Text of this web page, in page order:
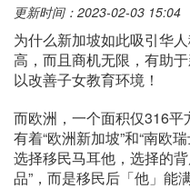
更新时间：2023-02-03 15:04
为什么新加坡如此吸引华
高，而且商机无限，有助
以改善子女教育环境！
而欧洲，一个面积仅316
有着“欧洲新加坡”和“南欧
选择移民马耳他，选择的
品”，而是移民后「他」能